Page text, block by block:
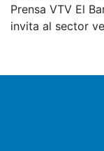
Prensa VTV El
invita al sector